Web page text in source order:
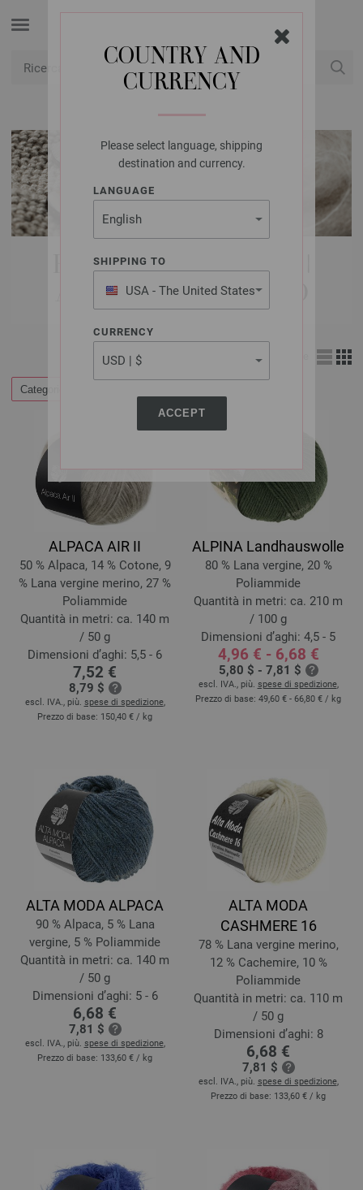
COUNTRY AND
CURRENCY
Please select language, shipping
destination and currency.
LANGUAGE
SHIPPING TO
USA - The United States
of America
CURRENCY
ACCEPT
FILATI LANA GROSSA |
AUTUNNO / INVERNO
Visione d’insieme
Categorie
ALPACA AIR II
50 % Alpaca, 14 % Cotone, 9
% Lana vergine merino, 27 %
Poliammide
Quantità in metri: ca. 140 m
/ 50 g
Dimensioni d’aghi: 5,5 - 6
7,52 €
8,79 $
escl. IVA., più. spese di spedizione,
Prezzo di base: 150,40 € / kg
ALPINA Landhauswolle
80 % Lana vergine, 20 %
Poliammide
Quantità in metri: ca. 210 m
/ 100 g
Dimensioni d’aghi: 4,5 - 5
4,96 € - 6,68 €
5,80 $ - 7,81 $
escl. IVA., più. spese di spedizione,
Prezzo di base: 49,60 € - 66,80 € / kg
ALTA MODA ALPACA
90 % Alpaca, 5 % Lana
vergine, 5 % Poliammide
Quantità in metri: ca. 140 m
/ 50 g
Dimensioni d’aghi: 5 - 6
6,68 €
7,81 $
escl. IVA., più. spese di spedizione,
Prezzo di base: 133,60 € / kg
ALTA MODA
CASHMERE 16
78 % Lana vergine merino,
12 % Cachemire, 10 %
Poliammide
Quantità in metri: ca. 110 m
/ 50 g
Dimensioni d’aghi: 8
6,68 €
7,81 $
escl. IVA., più. spese di spedizione,
Prezzo di base: 133,60 € / kg